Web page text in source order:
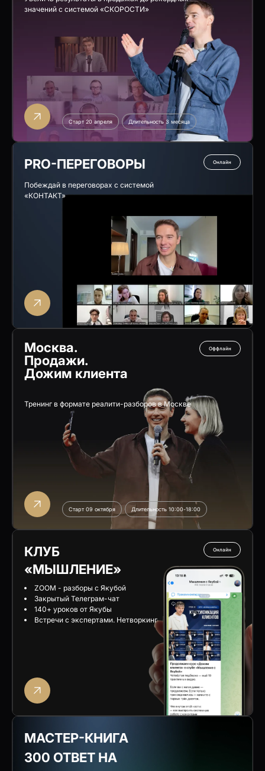
значений с системой «СКОРОСТИ»
Старт 20 апреля Длительность 3 месяца
Онлайн
PRO-ПЕРЕГОВОРЫ
Побеждай в переговорах с системой
«КОНТАКТ»
Оффлайн
Москва.
Продажи.
Дожим клиента
Тренинг в формате реалити-разборов в Москве
Старт 09 октября Длительность 10:00-18:00
Онлайн
КЛУБ
«МЫШЛЕНИЕ»
ZOOM - разборы с Якубой
Закрытый Телеграм-чат
140+ уроков от Якубы
Встречи с экспертами. Нетворкинг
МАСТЕР-КНИГА
300 ОТВЕТ НА